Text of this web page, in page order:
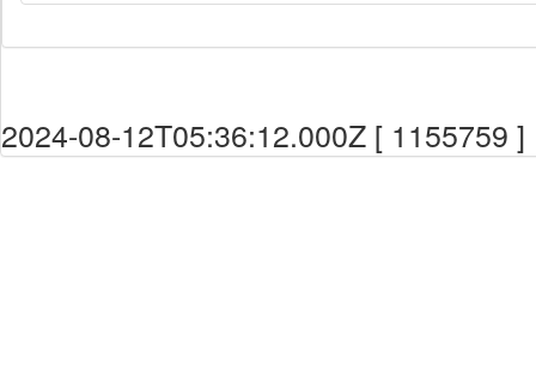
2024-08-12T05:36:12.000Z [ 1155759 ]